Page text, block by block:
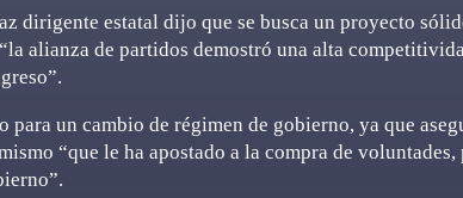
dirigente estatal dijo que se busca un proyecto
alianza de partidos demostró una alta
un cambio de régimen de gobierno, ya que
“que le ha apostado a la compra de voluntades,